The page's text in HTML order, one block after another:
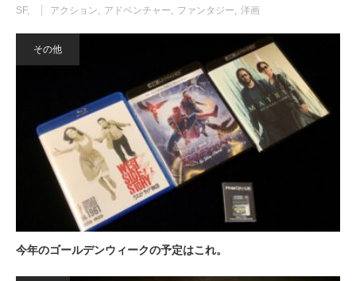
SF アクション アドベンチャー ファンタジー 洋画
その他
今年のゴールデンウィークの予定はこれ。